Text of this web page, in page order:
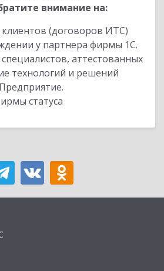
внимание на:
клиентов (договоров ИТС)
у партнера фирмы 1С.
аттестованных
технологий и решений
статуса